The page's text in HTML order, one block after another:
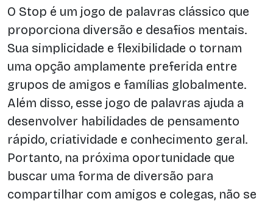
O Stop é um jogo de palavras clássico que
proporciona diversão e desafios mentais.
Sua simplicidade e flexibilidade o tornam
uma opção amplamente preferida entre
grupos de amigos e famílias globalmente.
Além disso, esse jogo de palavras ajuda a
desenvolver habilidades de pensamento
rápido, criatividade e conhecimento geral.
Portanto, na próxima oportunidade que
buscar uma forma de diversão para
compartilhar com amigos e colegas, não se